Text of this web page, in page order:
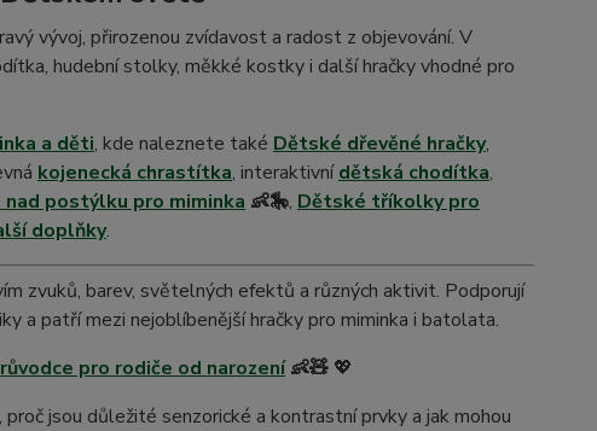
vývoj, přirozenou zvídavost a radost z objevování. V
hudební stolky, měkké kostky i další hračky vhodné pro
a děti, kde naleznete také Dětské dřevěné hračky,
kojenecká chrastítka, interaktivnídětská chodítka,
postýlku pro miminka 👶🎠, Dětské tříkolky pro
doplňky.
zvuků, barev, světelných efektů a různých aktivit. Podporují
a patří mezi nejoblíbenější hračky pro miminka i batolata.
pro rodiče od narození👶🧸💖
jsou důležité senzorické a kontrastní prvky a jak mohou